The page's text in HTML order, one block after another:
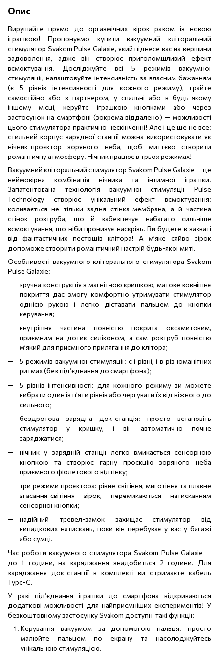
Опис
Вирушайте прямо до оргазмічних зірок разом із новою
іграшкою! Пропонуємо купити вакуумний кліторальний
стимулятор Svakom Pulse Galaxie, який піднесе вас на вершини
задоволення, адже він створює приголомшливий ефект
всмоктування. Досліджуйте всі 5 режимів вакуумної
стимуляції, налаштовуйте інтенсивність за власним бажанням
(є 5 рівнів інтенсивності для кожного режиму), грайте
самостійно або з партнером, у спальні або в будь-якому
іншому місці, керуйте іграшкою кнопками або через
застосунок на смартфоні (зокрема віддалено) — можливості
цього стимулятора практично нескінченні! Але і це ще не все:
стильний корпус зарядної станції можна використовувати як
нічник-проєктор зоряного неба, щоб миттєво створити
романтичну атмосферу. Нічник працює в трьох режимах!
Вакуумний кліторальний стимулятор Svakom Pulse Galaxie — це
неймовірна комбінація нічника та інтимної іграшки.
Запатентована технологія вакуумної стимуляції Pulse
Technology створює унікальний ефект всмоктування:
коливається не тільки задня стінка-мембрана, а й частина
стінок розтруба, що й забезпечує набагато сильніше
всмоктування, що ніби пронизує наскрізь. Ви будете в захваті
від фантастичних пестощів клітора! А м’яке сяйво зірок
допоможе створити романтичний настрій будь-якої миті.
Особливості вакуумного кліторального стимулятора Svakom
Pulse Galaxie:
зручна конструкція з магнітною кришкою, матове зовнішнє
покриття дає змогу комфортно утримувати стимулятор
однією рукою і легко діставати пальцем до кнопки
керування;
внутрішня частина повністю покрита оксамитовим,
приємним на дотик силіконом, а сам розтруб повністю
м’який для приємного прилягання до клітора;
5 режимів вакуумної стимуляції: є і рівні, і в різноманітних
ритмах (без під’єднання до смартфона);
5 рівнів інтенсивності: для кожного режиму ви можете
вибрати один із п’яти рівнів або чергувати їх від ніжного до
сильного;
бездротова зарядна док-станція: просто встановіть
стимулятор у кришку, і він автоматично почне
заряджатися;
нічник у зарядній станції легко вмикається сенсорною
кнопкою та створює гарну проєкцію зоряного неба
приємного фіолетового відтінку;
три режими проєктора: рівне світіння, миготіння та плавне
згасання-світіння зірок, перемикаються натисканням
сенсорної кнопки;
надійний тревел-замок захищає стимулятор від
випадкових натискань, поки він перебуває у вас у багажі
або сумці.
Час роботи вакуумного стимулятора Svakom Pulse Galaxie —
до 1 години, на заряджання знадобиться 2 години. Для
заряджання док-станції в комплекті ви отримаєте кабель
Type-C.
У разі під’єднання іграшки до смартфона відкриваються
додаткові можливості для найприємніших експериментів! У
безкоштовному застосунку Svakom доступні такі функції:
Керування вакуумом за допомогою пальця: просто
малюйте пальцем по екрану та насолоджуйтесь
унікальною стимуляцією.